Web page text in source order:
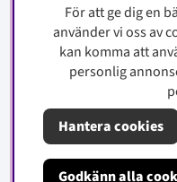
Köpinfo
Integritetspolicy
Cookiepolicy
Om oss
För att ge dig en
använder vi oss av
kan komma att
personlig
Hantera cookies
Godkänn alla